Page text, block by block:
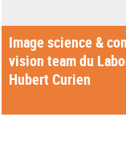
Image science &
vision team du
Hubert Curien